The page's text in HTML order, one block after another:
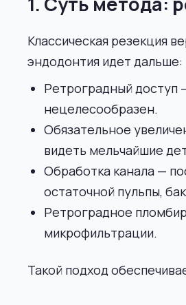
Классическая резекция
эндодонтия идет дальше:
Ретроградный доступ
нецелесообразен.
Обязательное
видеть мельчайшие
Обработка канала —
остаточной пульпы,
Ретроградное
микрофильтрации.
Такой подход